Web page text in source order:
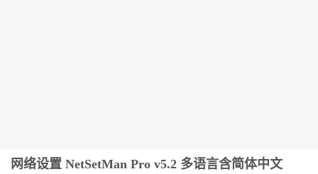
网络设置 NetSetMan Pro v5.2 多语言含简体中文